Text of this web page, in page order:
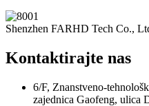
Shenzhen FARHD Tech Co.,
Kontaktirajte nas
6/F, Znanstveno-
zajednica Gaofeng, ulica